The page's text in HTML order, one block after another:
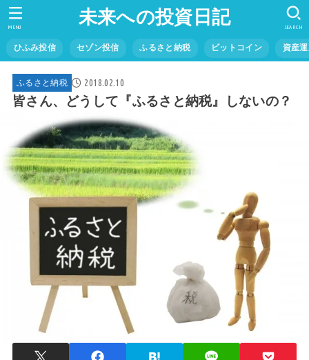
未来への投資日記
ひふみ投信 セゾン投信 ふるさと納税 ビットコイン 資産
SEARCH
MENU
ふるさと納税 2018.02.10
皆さん、どうして『ふるさと納税』しないの？